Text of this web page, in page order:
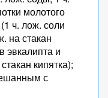
молотого
ч. лож. соли
на стакан
эвкалипта и
кипятка);
с